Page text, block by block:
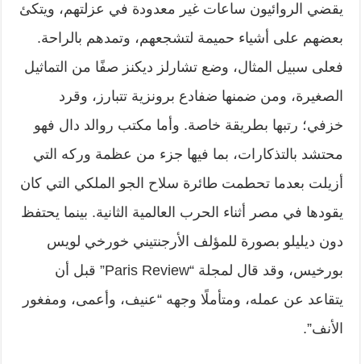
يقضي الروائيون ساعات غير معدودة في عزلتهم، ويتكئ
بعضهم على أشياء حميمة لتشجعهم، وتمدهم بالراحة.
فعلى سبيل المثال، وضع تشارلز ديكنز صفًا من التماثيل
الصغيرة، ومن ضمنها ضفادع برونزية تتبارز، وقرد
خزفي؛ رتبها بطريقة خاصة. وأما مكتب روالد دال فهو
محتشد بالتذكارات، بما فيها جزء من عظمة وركه التي
أزيلت بعدما تحطمت طائرة سلاح الجو الملكي التي كان
يقودها في مصر أثناء الحرب العالمية الثانية. بينما يحتفظ
دون ديليلو بصورة للمؤلف الأرجنتيني خورخي لويس
بورخيس، وقد قال لمجلة “Paris Review” قبل أن
يتقاعد عن عمله، ومتأملًا وجهه “عنيف، وأعمى، ومفغور
الأنف”.